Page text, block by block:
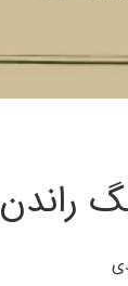
راندن